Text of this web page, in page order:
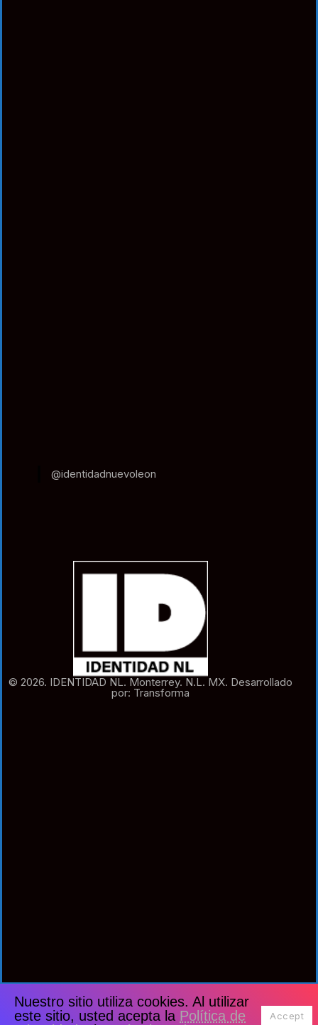
@identidadnuevoleon
© 2026. IDENTIDAD NL. Monterrey. N.L. MX. Desarrollado
por: Transforma
Nuestro sitio utiliza cookies. Al utilizar
este sitio, usted acepta la Política de
Accept